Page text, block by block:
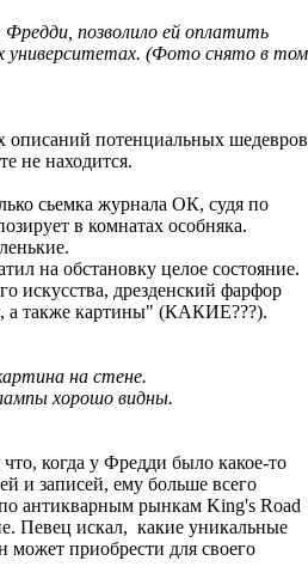
позволило ей оплатить
университетах. (Фото снято в том
описаний потенциальных шедевров
не находится.
сьемка журнала ОК, судя по
в комнатах особняка.
на обстановку целое состояние.
искусства, дрезденский фарфор
а также картины" (КАКИЕ???).
на стене.
хорошо видны.
когда у Фредди было какое-то
и записей, ему больше всего
антикварным рынкам King's Road
Певец искал, какие уникальные
может приобрести для своего